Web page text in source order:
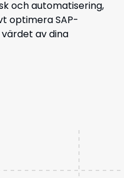
och automatisering,
optimera SAP-
av dina